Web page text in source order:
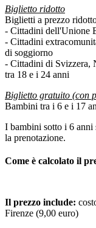
Biglietto ridotto
Biglietti a prezzo
- Cittadini dell'Unione
- Cittadini
di soggiorno
- Cittadini di Svizzera,
tra 18 e i 24 anni
Biglietto gratuito (con
Bambini tra i 6 e i 17
I bambini sotto i 6 anni
la prenotazione.
Come è calcolato il
Il prezzo include:
Firenze (9,00 euro)